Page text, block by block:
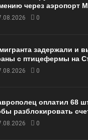
через аэропорт
0
задержали и
с птицефермы на
0
оплатил 68
разблокировать
0